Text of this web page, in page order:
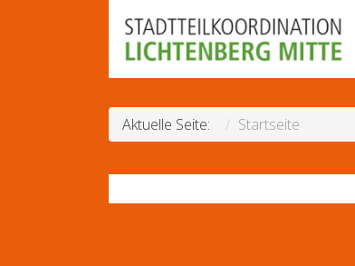
Aktuelle Seite: Startseite